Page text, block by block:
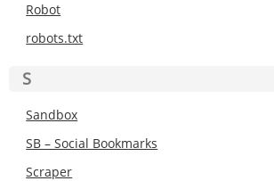
Robot
robots.txt
S
Sandbox
SB – Social Bookmarks
Scraper